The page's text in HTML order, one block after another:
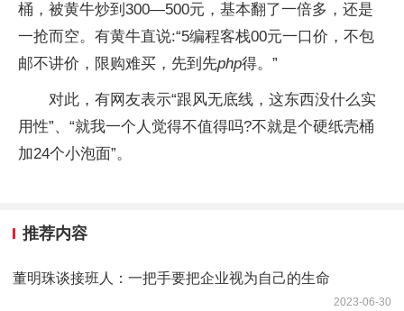
桶，被黄牛炒到300—500元，基本翻了一倍多，还是
一抢而空。有黄牛直说:“5编程客栈00元一口价，不包
邮不讲价，限购难买，先到先php得。”
对此，有网友表示“跟风无底线，这东西没什么实
用性”、“就我一个人觉得不值得吗?不就是个硬纸壳桶
加24个小泡面”。
推荐内容
董明珠谈接班人：一把手要把企业视为自己的生命
2023-06-30